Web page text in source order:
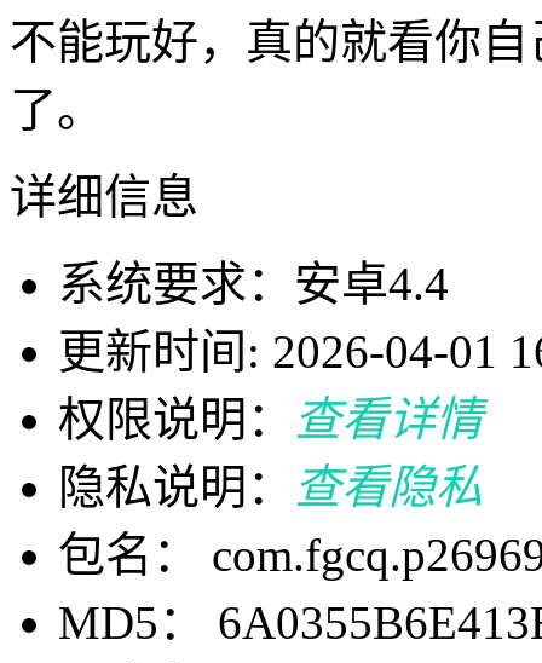
不能玩好，真的就看你
了。
详细信息
系统要求：安卓4.4
更新时间: 2026-04-01
权限说明：
查看详情
隐私说明：
查看隐私
包名：
MD5：